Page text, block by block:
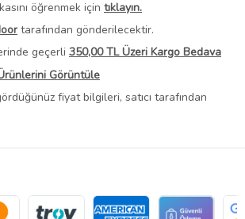
öğrenmek için tıklayın.
tarafından gönderilecektir.
geçerli 350,00 TL Üzeri Kargo Bedava
Görüntüle
fiyat bilgileri, satıcı tarafından